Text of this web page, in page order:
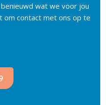
wat we voor jou
om contact met ons op te